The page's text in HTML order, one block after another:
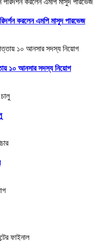
করলেন এমপি মাসুদ পারভেজ
১০ আনসার সদস্য নিয়োগ